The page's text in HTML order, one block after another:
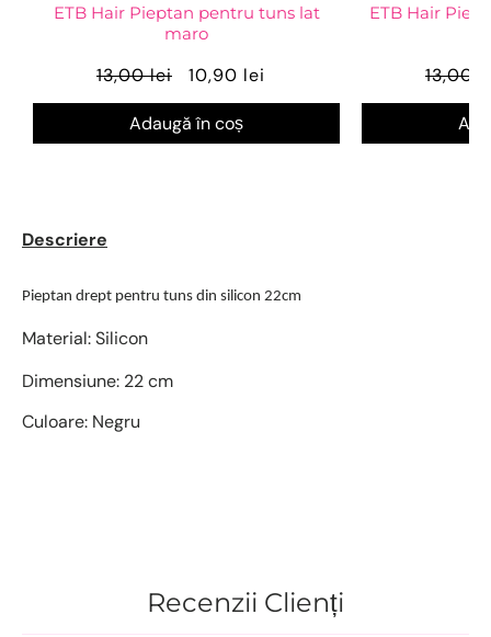
ETB Hair Pieptan pentru tuns lat
maro
13,00 lei 10,90 lei
Adaugă în coș
ETB Hair
13,00
Descriere
Pieptan drept pentru tuns din silicon 22cm
Material: Silicon
Dimensiune: 22 cm
Culoare: Negru
Recenzii Clienți